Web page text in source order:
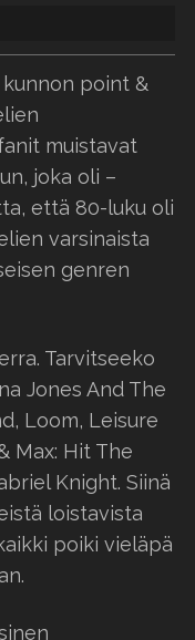
point &
muistavat
joka oli –
että 80-luku oli
varsinaista
genren
Tarvitseeko
Jones And The
Loom, Leisure
Max: Hit The
Knight. Siinä
loistavista
poiki vieläpä